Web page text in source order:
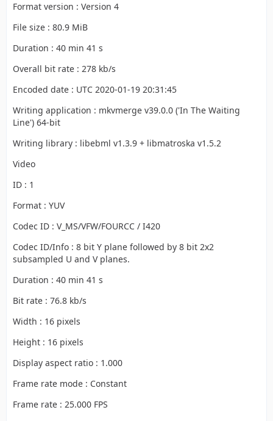
Format version : Version 4
File size : 80.9 MiB
Duration : 40 min 41 s
Overall bit rate : 278 kb/s
Encoded date : UTC 2020-01-19 20:31:45
Writing application : mkvmerge v39.0.0 ('In The Waiting
Line') 64-bit
Writing library : libebml v1.3.9 + libmatroska v1.5.2
Video
ID : 1
Format : YUV
Codec ID : V_MS/VFW/FOURCC / I420
Codec ID/Info : 8 bit Y plane followed by 8 bit 2x2
subsampled U and V planes.
Duration : 40 min 41 s
Bit rate : 76.8 kb/s
Width : 16 pixels
Height : 16 pixels
Display aspect ratio : 1.000
Frame rate mode : Constant
Frame rate : 25.000 FPS